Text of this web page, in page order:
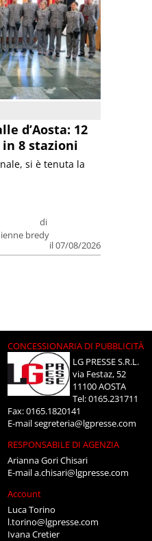
d’Aosta: 12
8 stazioni
di
bredy
il 07/08/2026
si è tenuta la
CONCESSIONARIA DI PUBBLICITÀ
LG PRESSE S.R.L.
via Festaz, 52
11100 AOSTA
Tel: 0165.231711
Fax: 0165.1820141
E-mailsegreteria@lgpresse.com
RESPONSABILE DI AGENZIA
Arianna Gori Chisari
E-maila.chisari@lgpresse.com
Account
Luca Torino
l.torino@lgpresse.com
Ivana Cretier